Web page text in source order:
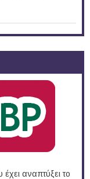
έχει αναπτύξει το